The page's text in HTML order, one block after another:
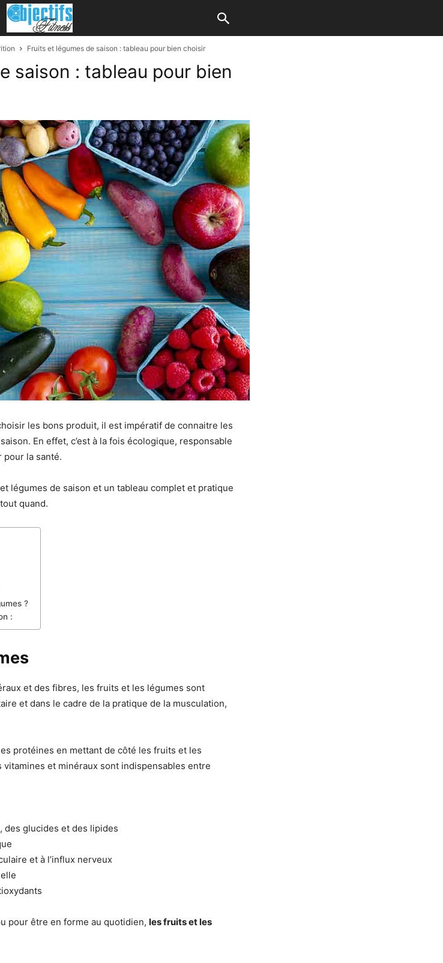
Fruits et légumes de saison : tableau pour bien choisir
saison : tableau pour bien
les bons produit, il est impératif de connaitre les
En effet, c’est à la fois écologique, responsable
la santé.
légumes de saison et un tableau complet et pratique
quand.
?
:
et des fibres, les fruits et les légumes sont
et dans le cadre de la pratique de la musculation,
protéines en mettant de côté les fruits et les
vitamines et minéraux sont indispensables entre
des glucides et des lipides
et à l’influx nerveux
pour être en forme au quotidien, les fruits et les